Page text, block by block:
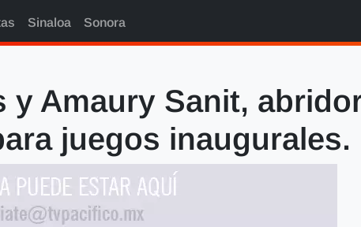
Sinaloa Sonora
y Amaury Sanit,
juegos inaugurales.